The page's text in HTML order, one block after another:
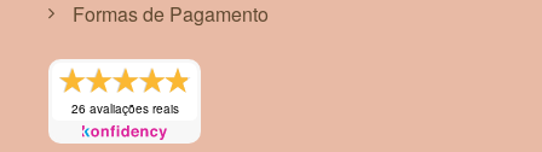
Formas de Pagamento
26 avaliações reais